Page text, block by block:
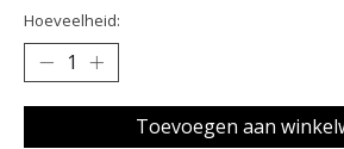
Hoeveelheid:
Toevoegen aan